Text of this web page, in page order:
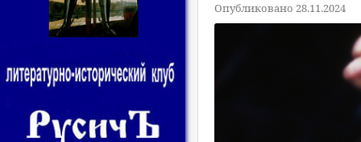
Опубликовано 28.11.2024